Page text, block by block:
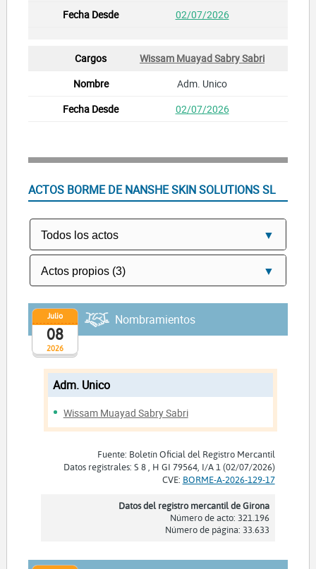
02/07/2026
Wissam Muayad Sabry Sabri
Adm. Unico
02/07/2026
ACTOS BORME DE NANSHE SKIN SOLUTIONS SL
2026
Julio
08
Nombramientos
Adm. Unico
Wissam Muayad Sabry Sabri
Fuente: Boletín Oficial del Registro Mercantil
Datos registrales: S 8 , H GI 79564, I/A 1 (02/07/2026)
CVE: BORME-A-2026-129-17
Datos del registro mercantil de Girona
Número de acto: 321.196
Número de página: 33.633